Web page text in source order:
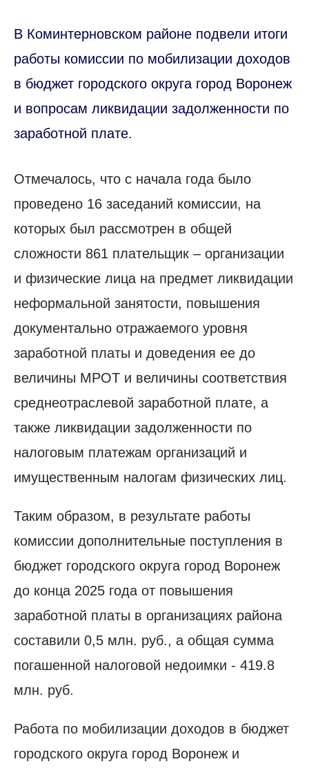
В Коминтерновском районе подвели итоги
работы комиссии по мобилизации доходов
в бюджет городского округа город Воронеж
и вопросам ликвидации задолженности по
заработной плате.
Отмечалось, что с начала года было
проведено 16 заседаний комиссии, на
которых был рассмотрен в общей
сложности 861 плательщик – организации
и физические лица на предмет ликвидации
неформальной занятости, повышения
документально отражаемого уровня
заработной платы и доведения ее до
величины МРОТ и величины соответствия
среднеотраслевой заработной плате, а
также ликвидации задолженности по
налоговым платежам организаций и
имущественным налогам физических лиц.
Таким образом, в результате работы
комиссии дополнительные поступления в
бюджет городского округа город Воронеж
до конца 2025 года от повышения
заработной платы в организациях района
составили 0,5 млн. руб., а общая сумма
погашенной налоговой недоимки - 419.8
млн. руб.
Работа по мобилизации доходов в бюджет
городского округа город Воронеж и